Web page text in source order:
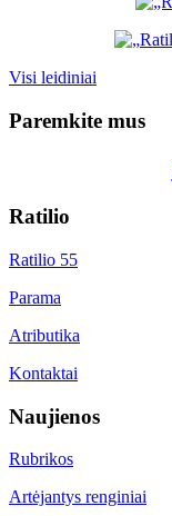
Visi leidiniai
Paremkite mus
Ratilio
Ratilio 55
Parama
Atributika
Kontaktai
Naujienos
Rubrikos
Artėjantys renginiai